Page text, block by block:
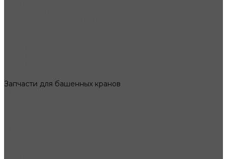
Запчасти для башенных кранов